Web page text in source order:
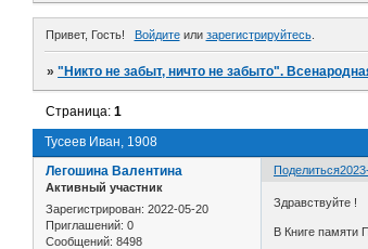
Привет, Гость! Войдитеили зарегистрируйтесь.
»"Никто не забыт, ничто не забыто".
Тусеев Иван, 1908
Страница:1
Поделиться
Легошина Валентина
Активный участник
Зарегистрирован: 2022-05-20
Приглашений: 0
Сообщений: 8498
Здравствуйте !
В Книге памяти